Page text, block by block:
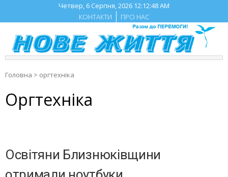
content
Четвер, 6 Серпня, 2026 12:12:49 AM
КОНТАКТИ
ПРО НАС
Головна > оргтехніка
Оргтехніка
Освітяни Близнюківщини